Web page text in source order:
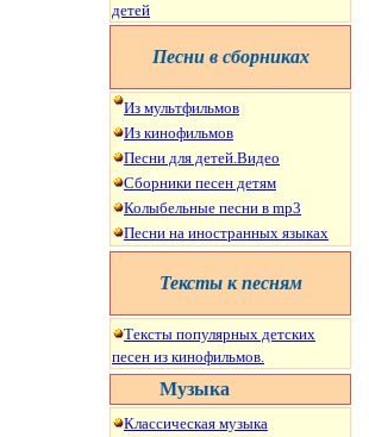
детей
Песни в сборниках
Из мультфильмов
Из кинофильмов
Песни для детей.Видео
Сборники песен детям
Колыбельные песни в mp3
Песни на иностранных языках
Тексты к песням
Тексты популярных детских
песен из кинофильмов.
Музыка
Классическая музыка